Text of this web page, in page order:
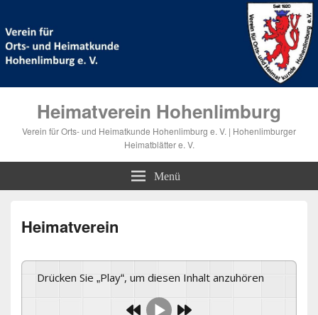
Heimatverein Hohenlimburg
Verein für Orts- und Heimatkunde Hohenlimburg e. V. | Hohenlimburger
Heimatblätter e. V.
Menü
Heimatverein
Drücken Sie „Play“, um diesen Inhalt anzuhören